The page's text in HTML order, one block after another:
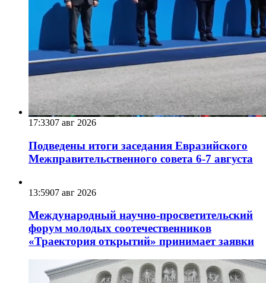
17:3307 авг 2026
Подведены итоги заседания Евразийского
Межправительственного совета 6-7 августа
13:5907 авг 2026
Международный научно-просветительский
форум молодых соотечественников
«Траектория открытий» принимает заявки